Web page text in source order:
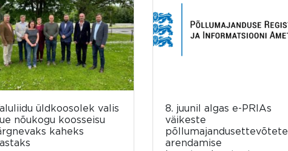
üldkoosolek valis
nõukogu koosseisu
kaheks
8. juunil algas e-PRIAs
väikeste
põllumajandusettevõtete
arendamise